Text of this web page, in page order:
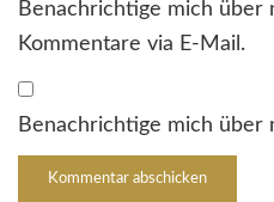
Benachrichtige mich über
Kommentare via E-Mail.
Benachrichtige mich über